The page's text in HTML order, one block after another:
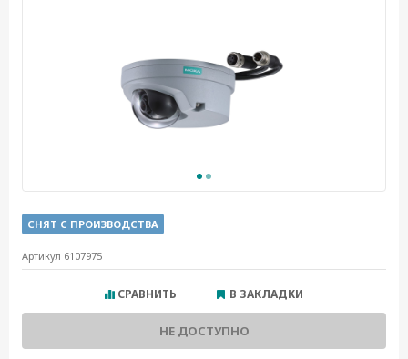
СНЯТ С ПРОИЗВОДСТВА
Артикул 6107975
СРАВНИТЬ В ЗАКЛАДКИ
НЕ ДОСТУПНО